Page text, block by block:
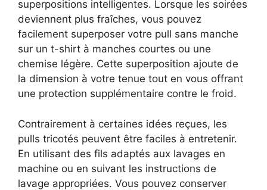
superpositions intelligentes. Lorsque les soirées
deviennent plus fraîches, vous pouvez
facilement superposer votre pull sans manche
sur un t-shirt à manches courtes ou une
chemise légère. Cette superposition ajoute de
la dimension à votre tenue tout en vous offrant
une protection supplémentaire contre le froid.
Contrairement à certaines idées reçues, les
pulls tricotés peuvent être faciles à entretenir.
En utilisant des fils adaptés aux lavages en
machine ou en suivant les instructions de
lavage appropriées. Vous pouvez conserver